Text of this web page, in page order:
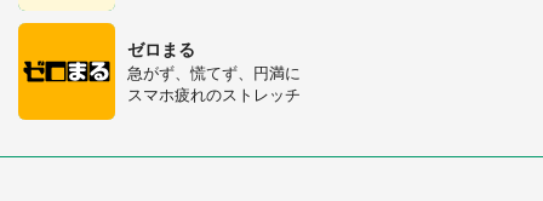
ゼロまる
急がず、慌てず、円満に
スマホ疲れのストレッチ